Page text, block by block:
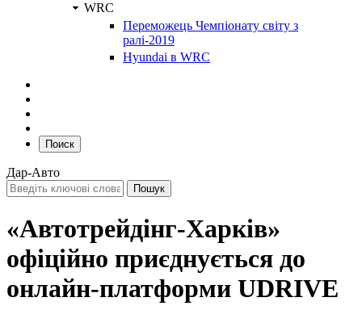
WRC
Переможець Чемпіонату світу з
ралі-2019
Hyundai в WRC
Поиск
Дар-Авто
«Автотрейдінг-Харків»
офіційно приєднується до
онлайн-платформи UDRIVE